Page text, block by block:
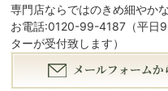
専門店ならではのきめ細やか
お電話:0120-99-4187（平日
ターが受付致します）